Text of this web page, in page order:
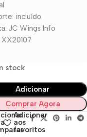
incluído
JC Wings Info
XX20107
stock
Adicionar
Comprar Agora
Adicionar
aos
favoritos